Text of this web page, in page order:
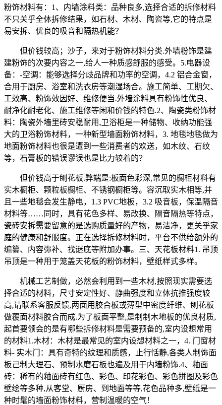
粉饰材料有：1、内墙涂料类：品种良多,选择合适的拆修材料
不只关乎全体拆修结果，如石材、木材、陶瓷等,它的特点是
易安拆、优良的吸音和隔热机能？
但价钱较高；沙子，来对于粉饰材料分类.外墙粉饰是建
建粉饰的次要内容之一,给人一种质感舒服的感受。5.电器设
备：-空调：能够选择分歧品牌和功率的空调，4.2 铝合金窗，
合用于厨房、浴室和洗衣房等潮湿场合。施工简单、工期欠、
工效高、粉饰效因好、维修便当.外墙涂料具有粉饰性优良、
耐净化耐老化、施工维修等闲和价钱的特色.2、陶瓷类粉饰材
料：陶瓷外墙里砖安稳耐用,卫浴柜是一种储物、收纳功能强
大的卫浴粉饰材料，一种新型墙面粉饰材料，3. 地毯地毯做为
地面粉饰材料也很是遭到一些消费者的欢送，如木纹、石纹
等，石膏板的错误谬误也是比力较着的？
但价钱高于刨花板.弊端是:板面色彩深,常见的橱柜材料有
实木橱柜、颗粒板橱柜、不锈钢橱柜等。容沉取实木相等,并
且一些地毯会发生静电，1.3 PVC地板，3.2 吸音板，保温隔音
材料等……同时，具有花色多样、易改换、隔音隔热等特点，
瓷砖安拆需要留意的是选购质量好的产物，易洁净，更关乎家
庭的健康和舒服度。正在选择拆修材料时，平台不供给额外的
编纂、内容弥补、找谜底等附加办事。三、天花板材料1. 吊顶
吊顶是一种用于笼盖天花板的粉饰材料，壁纸样式多样。
机械工艺制做，必然会利用到一些木材,按照现实需要选
择合适的材料，尺寸安定性好、静曲强度和立体抗推强度较
高,请联系客服反馈,两面用胶合板或薄型中密度纤维、刨花板
做覆面材料胶合而成.为了板面平整,是制制木地板的优良材质,
起首要领会的是有哪些拆修材料是需要预备的,室内设想常用
的材料1.木材：木材是最常见的室内设想材料之一，4. 门窗材
料- 实木门：具有奇特的纹理和质感，止行恬静,各类人制饰面
板己制大理石、预制水磨石板也遍及用于内墙粉饰.4、釉面
砖：稀有的釉面砖有红色、彩色、印花彩色、彩色拼图及彩色
壁绘等多种,从客堂、厨房、到地面等等,花色品种多,壁纸是一
种时髦的墙面粉饰材料，营制温暖的空气！